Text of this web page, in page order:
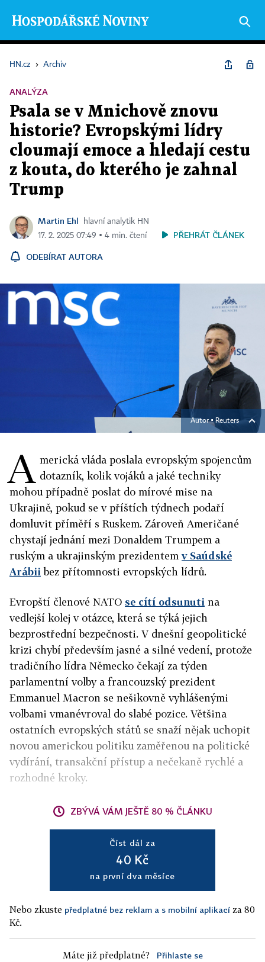
HN.cz › Archiv
ANALÝZA
Psala se v Mnichově znovu
historie? Evropskými lídry
cloumají emoce a hledají cestu
z kouta, do kterého je zahnal
Trump
Martin Ehl
hlavní analytik HN
17. 2. 2025 07:49 ▪ 4 min. čtení
PŘEHRÁT ČLÁNEK
ODEBÍRAT AUTORA
Autor ▪Reuters
A merická vláda poslala evropským spojencům
dotazník, kolik vojáků a jaké techniky
mohou případně poslat do mírové mise na
Ukrajině, pokud se v příštích týdnech podaří
domluvit příměří s Ruskem. Zároveň Američané
chystají jednání mezi Donaldem Trumpem a
ruským a ukrajinským prezidentemv Saúdské
Arábii bez přítomnosti evropských lídrů.
Evropští členové NATO se cítí odsunuti na
vedlejší kolej v otázce, která se týká jejich
bezprostřední bezpečnosti. V dnešní geopolitické
krizi chybí především jasné a silné vedení, protože
tradičního lídra Německo čekají za týden
parlamentní volby a francouzský prezident
Emmanuel Macron se nešikovně vyhlášenými
volbami vmanévroval do slabé pozice. Většina
ostatních evropských států se snaží nějak uchopit
novou americkou politiku zaměřenou na politické
vydírání, transakční přístup a nečekaně rychlé a
rozhodné kroky.
ZBÝVÁ VÁM JEŠTĚ 80 % ČLÁNKU
Číst dál za
40 Kč
na první dva měsíce
Nebo zkuste předplatné bez reklam a s mobilní aplikací za 80
Kč.
Máte již předplatné? Přihlaste se